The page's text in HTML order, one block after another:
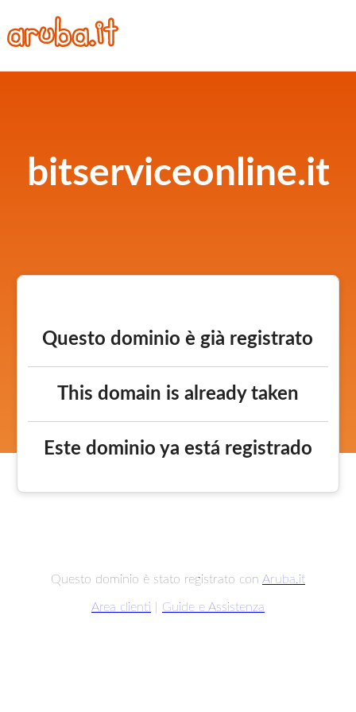
bitserviceonline.it
Questo dominio è già registrato
This domain is already taken
Este dominio ya está registrado
Questo dominio è stato registrato con Aruba.it
Area clienti Guide e Assistenza